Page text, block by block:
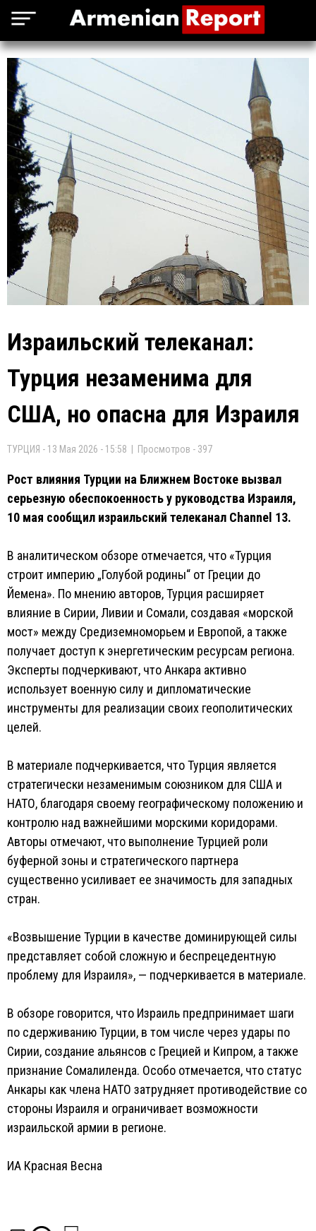
Израильский телеканал:
Турция незаменима для
США, но опасна для Израиля
ТУРЦИЯ - 13 Мая 2026 - 15:58 | Просмотров - 397
Рост влияния Турции на Ближнем Востоке вызвал
серьезную обеспокоенность у руководства Израиля,
10 мая сообщил израильский телеканал Channel 13.
В аналитическом обзоре отмечается, что «Турция
строит империю „Голубой родины“ от Греции до
Йемена». По мнению авторов, Турция расширяет
влияние в Сирии, Ливии и Сомали, создавая «морской
мост» между Средиземноморьем и Европой, а также
получает доступ к энергетическим ресурсам региона.
Эксперты подчеркивают, что Анкара активно
использует военную силу и дипломатические
инструменты для реализации своих геополитических
целей.
В материале подчеркивается, что Турция является
стратегически незаменимым союзником для США и
НАТО, благодаря своему географическому положению и
контролю над важнейшими морскими коридорами.
Авторы отмечают, что выполнение Турцией роли
буферной зоны и стратегического партнера
существенно усиливает ее значимость для западных
стран.
«Возвышение Турции в качестве доминирующей силы
представляет собой сложную и беспрецедентную
проблему для Израиля», — подчеркивается в материале.
В обзоре говорится, что Израиль предпринимает шаги
по сдерживанию Турции, в том числе через удары по
Сирии, создание альянсов с Грецией и Кипром, а также
признание Сомалиленда. Особо отмечается, что статус
Анкары как члена НАТО затрудняет противодействие со
стороны Израиля и ограничивает возможности
израильской армии в регионе.
ИА Красная Весна